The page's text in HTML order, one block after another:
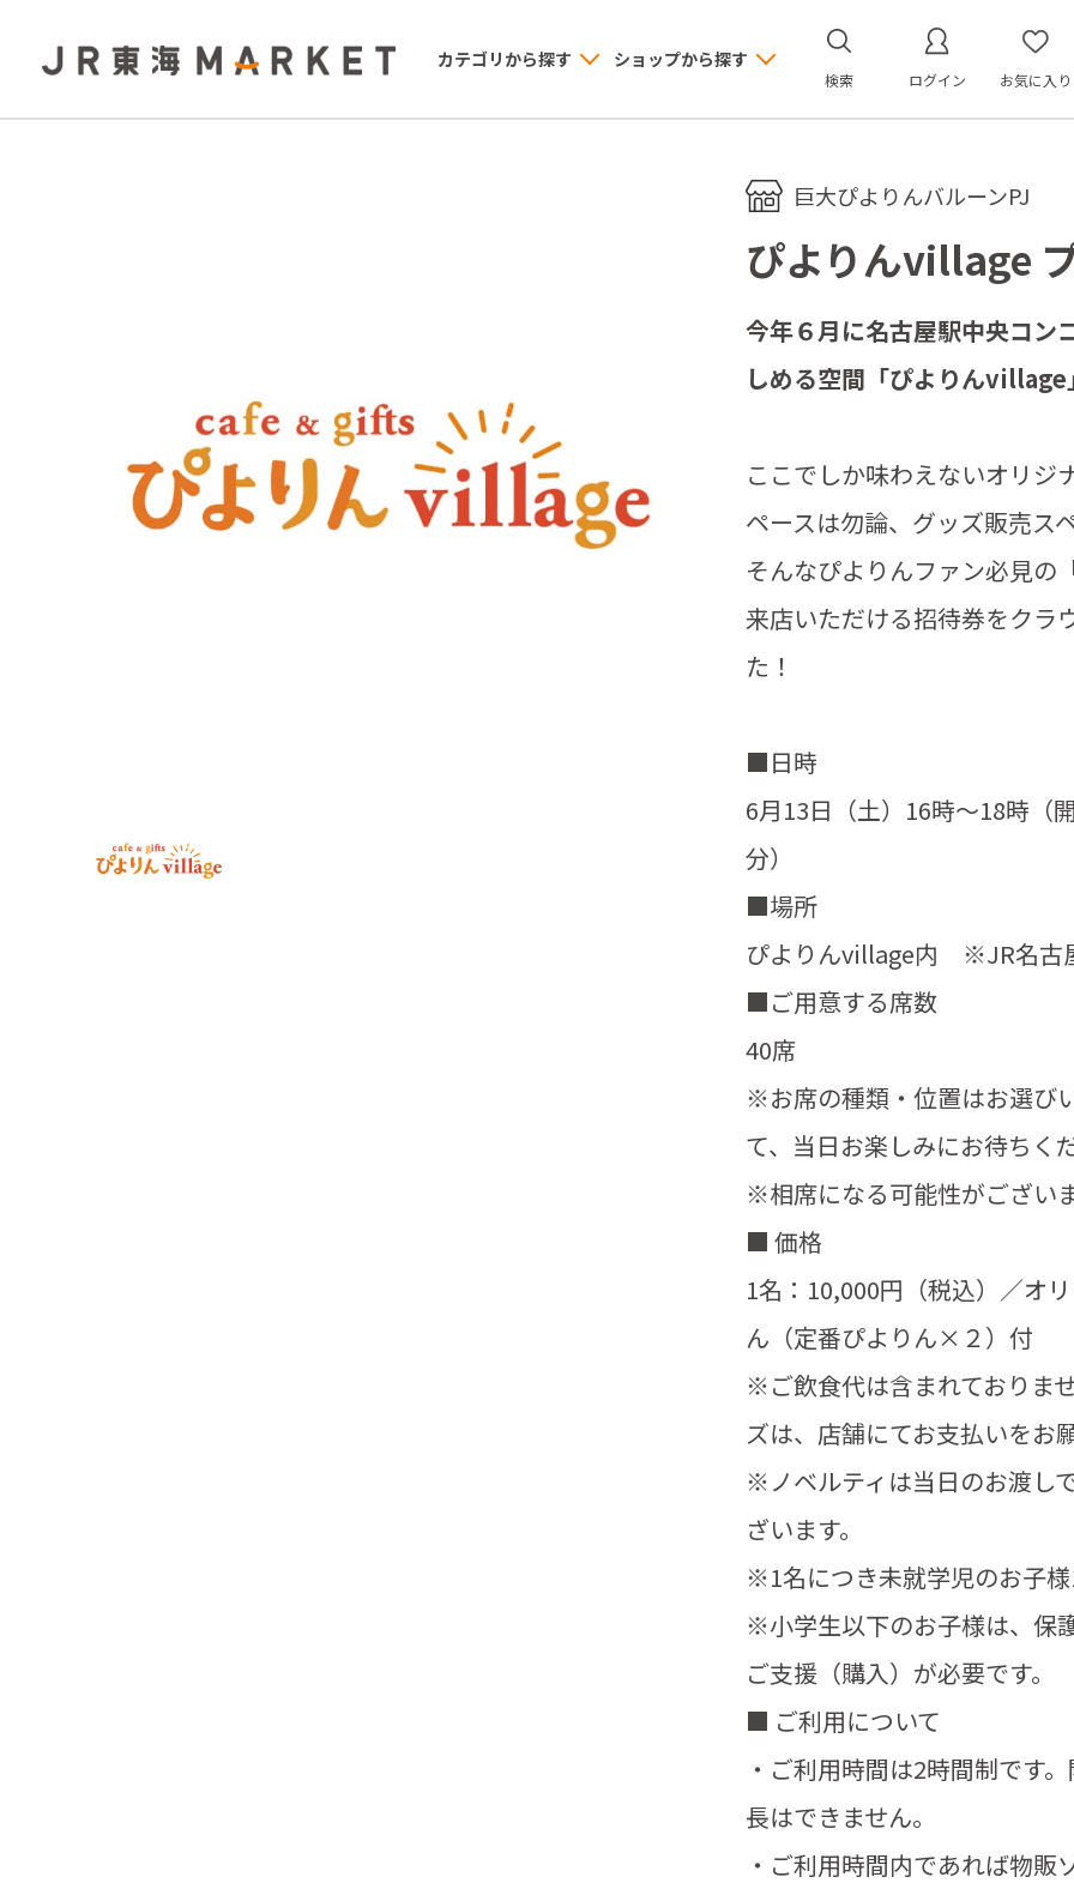
カテゴリから探す ショップから探す
検索 ログイン お気に入り
巨大ぴよりんバルーンPJ
ぴよりんvillage
今年６月に名古屋駅中央コン
しめる空間「ぴよりんvillage
ここでしか味わえないオリジ
ペースは勿論、グッズ販売ス
そんなぴよりんファン必見の
来店いただける招待券をクラ
た！
■日時
6月13日（土）16時～18時（
分）
■場所
ぴよりんvillage内 ※JR名古
■ご用意する席数
40席
※お席の種類・位置はお選び
て、当日お楽しみにお待ちく
※相席になる可能性がござい
■ 価格
1名：10,000円（税込）／オ
ん（定番ぴよりん×２）付
※ご飲食代は含まれておりま
ズは、店舗にてお支払いをお
※ノベルティは当日のお渡し
ざいます。
※1名につき未就学児のお子様
※小学生以下のお子様は、保
ご支援（購入）が必要です。
■ ご利用について
・ご利用時間は2時間制です
長はできません。
・ご利用時間内であれば物